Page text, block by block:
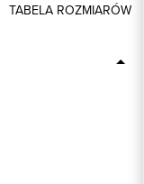
TABELA ROZMIARÓW